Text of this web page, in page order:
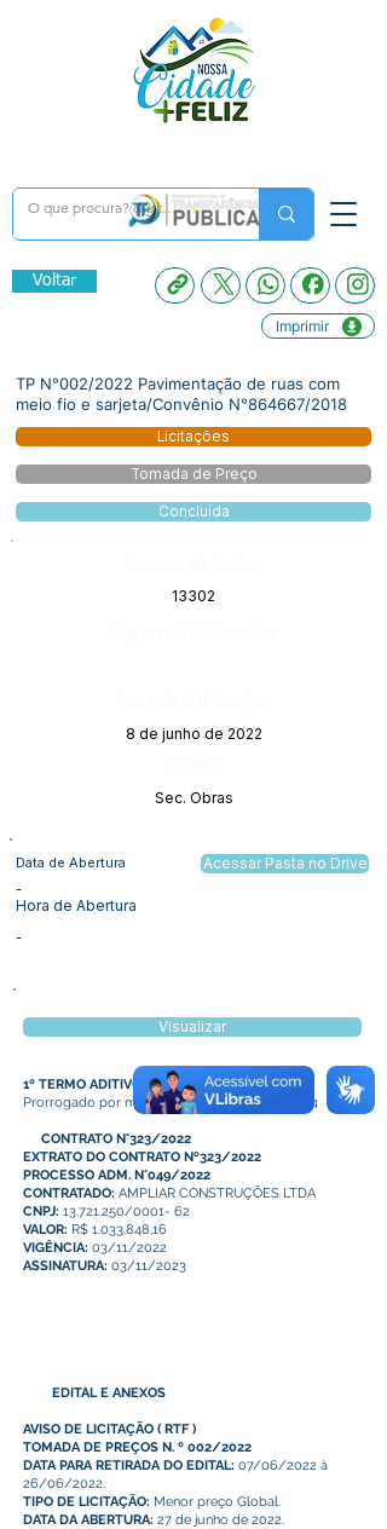
Voltar
Imprimir
TP N°002/2022 Pavimentação de ruas com
meio fio e sarjeta/Convênio N°864667/2018
Licitações
Tomada de Preço
Concluída
13302
8 de junho de 2022
Sec. Obras
Data de Abertura
-
Hora de Abertura
-
Acessar Pasta no Drive
Visualizar
1º TERMO ADITIVO
Prorrogado por mais 12 meses , até 07/11/2024
CONTRATO N°323/2022
EXTRATO DO CONTRATO Nº323/2022
PROCESSO ADM. N°049/2022
CONTRATADO: AMPLIAR CONSTRUÇÕES LTDA
CNPJ: 13.721.250/0001- 62
VALOR: R$ 1.033.848,16
VIGÊNCIA: 03/11/2022
ASSINATURA: 03/11/2023
EDITAL E ANEXOS
AVISO DE LICITAÇÃO ( RTF )
TOMADA DE PREÇOS N. º 002/2022
DATA PARA RETIRADA DO EDITAL: 07/06/2022 à
26/06/2022.
TIPO DE LICITAÇÃO: Menor preço Global.
DATA DA ABERTURA: 27 de junho de 2022.